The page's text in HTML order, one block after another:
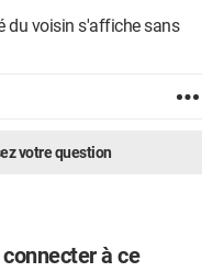
du voisin s'affiche sans
votre question
à ce